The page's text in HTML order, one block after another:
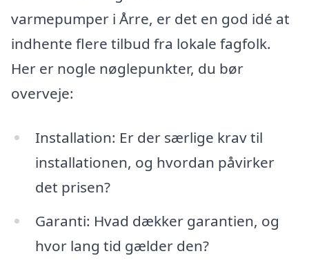
varmepumper i Årre, er det en god idé at
indhente flere tilbud fra lokale fagfolk.
Her er nogle nøglepunkter, du bør
overveje:
Installation: Er der særlige krav til
installationen, og hvordan påvirker
det prisen?
Garanti: Hvad dækker garantien, og
hvor lang tid gælder den?